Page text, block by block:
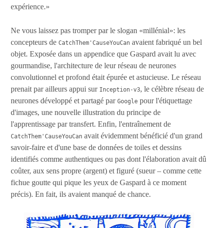
expérience.»
Ne vous laissez pas tromper par le slogan «millénial»: les
concepteurs deCatchThem'CauseYouCan avaient fabriqué un bel
objet. Exposée dans un appendice que Gaspard avait lu avec
gourmandise, l'architecture de leur réseau de neurones
convolutionnel et profond était épurée et astucieuse. Le réseau
prenait par ailleurs appui sur Inception-v3, le célèbre réseau de
neurones développé et partagé parGoogle pour l'étiquettage
d'images, une nouvelle illustration du principe de
l'apprentissage par transfert. Enfin, l'entraînement de
CatchThem'CauseYouCan avait évidemment bénéficié d'un grand
savoir-faire et d'une base de données de toiles et dessins
identifiés comme authentiques ou pas dont l'élaboration avait dû
coûter, aux sens propre (argent) et figuré (sueur – comme cette
fichue goutte qui pique les yeux de Gaspard à ce moment
précis). En fait, ils avaient manqué de chance.